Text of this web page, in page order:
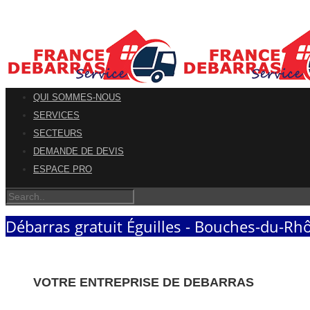
QUI SOMMES-NOUS
SERVICES
SECTEURS
DEMANDE DE DEVIS
ESPACE PRO
Débarras gratuit Éguilles - Bouches-du-
VOTRE ENTREPRISE DE DEBARRAS